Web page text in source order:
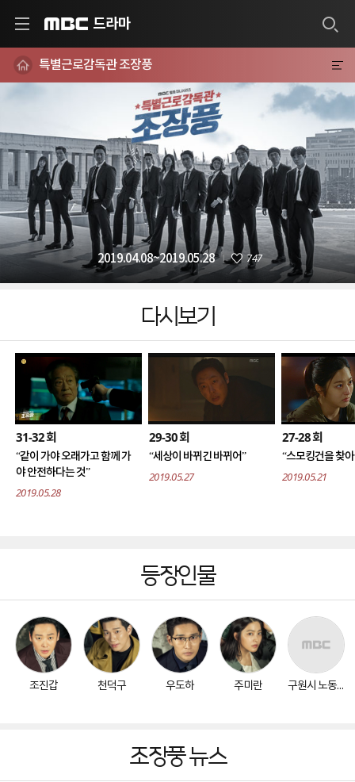
드라마
특별근로감독관 조장풍
2019.04.08~2019.05.28 747
다시보기
31-32회
“같이 가야 오래가고 함께 가
야 안전하다는 것”
2019.05.28
29-30회
“세상이 바뀌긴 바뀌어”
2019.05.27
27-28회
“스모킹건을 찾
2019.05.21
등장인물
조진갑 천덕구 우도하 주미란 구원시 노동지청
조장풍 뉴스